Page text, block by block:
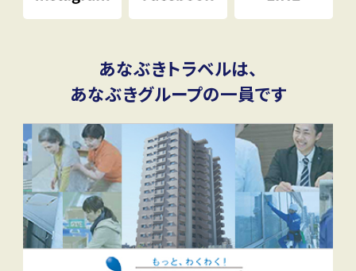
あなぶきトラベルは、
あなぶきグループの一員です